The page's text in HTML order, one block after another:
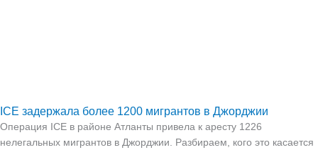
ICE задержала более 1200 мигрантов в Джорджии
Операция ICE в районе Атланты привела к аресту 1226
нелегальных мигрантов в Джорджии. Разбираем, кого это касается